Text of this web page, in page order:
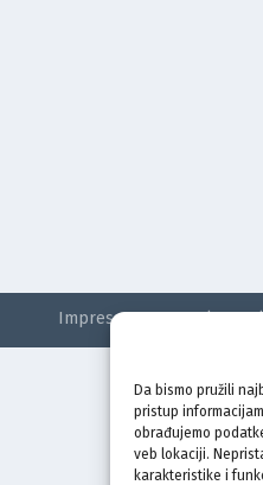
Da bismo pružili
pristup
obrađujemo
veb lokaciji.
karakteristike i
Impressum Kontakt